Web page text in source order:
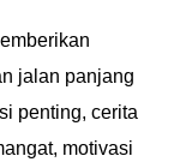
jalan panjang
penting, cerita
motivasi